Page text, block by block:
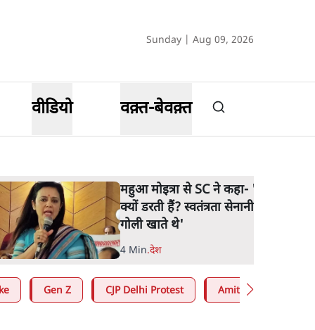
Sunday | Aug 09, 2026
वीडियो वक़्त-बेवक़्त
महुआ मोइत्रा से SC ने कहा- ' अंडों से
क्यों डरती हैं? स्वतंत्रता सेनानी सीने पर
गोली खाते थे'
4 Min.देश
Gen Z CJP Delhi Protest Amit Shah